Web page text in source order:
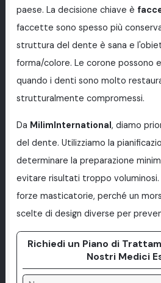
paese. La decisione chiave è
faccette sono spesso più
struttura del dente è sana e
forma/colore. Le corone possono
quando i denti sono molto
strutturalmente compromessi.
Da MilimInternational, diamo
del dente. Utilizziamo la
determinare la preparazione
evitare risultati troppo voluminosi.
forze masticatorie, perché un
scelte di design diverse per
Richiedi un Piano di
Nostri Medici